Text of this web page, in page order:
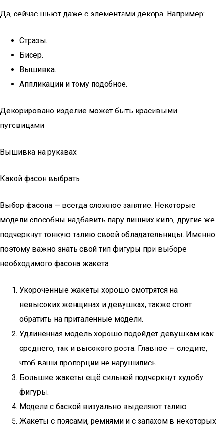
Да, сейчас шьют даже с элементами декора. Например:
Стразы.
Бисер.
Вышивка.
Аппликации и тому подобное.
Декорировано изделие может быть красивыми
пуговицами
Вышивка на рукавах
Какой фасон выбрать
Выбор фасона — всегда сложное занятие. Некоторые
модели способны надбавить пару лишних кило, другие же
подчеркнут тонкую талию своей обладательницы. Именно
поэтому важно знать свой тип фигуры при выборе
необходимого фасона жакета:
Укороченные жакеты хорошо смотрятся на
невысоких женщинах и девушках, также стоит
обратить на приталенные модели.
Удлинённая модель хорошо подойдет девушкам как
среднего, так и высокого роста. Главное — следите,
чтоб ваши пропорции не нарушились.
Большие жакеты ещё сильней подчеркнут худобу
фигуры.
Модели с баской визуально выделяют талию.
Жакеты с поясами, ремнями и с запахом в некоторых